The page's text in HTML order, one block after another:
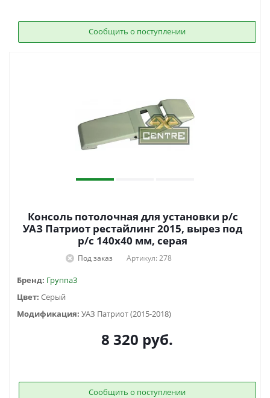
Сообщить о поступлении
Консоль потолочная для установки р/c
УАЗ Патриот рестайлинг 2015, вырез под
р/c 140х40 мм, серая
Под заказ Артикул: 278
Бренд: Группа3
Цвет: Серый
Модификация: УАЗ Патриот (2015-2018)
8 320 руб.
Сообщить о поступлении